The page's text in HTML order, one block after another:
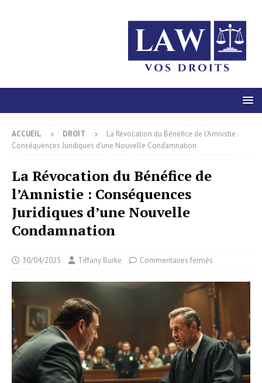
ACCUEIL DROIT
La Révocation du Bénéfice de l’Amnistie :
Conséquences Juridiques d’une Nouvelle Condamnation
La Révocation du Bénéfice de
l’Amnistie : Conséquences
Juridiques d’une Nouvelle
Condamnation
30/04/2025 Tiffany Burke Commentaires fermés